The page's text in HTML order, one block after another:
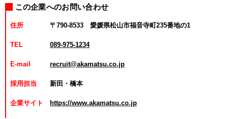
この企業へのお問い合わせ
住所 〒790-8533 愛媛県松山市福音寺町235番地の1
TEL 089-975-1234
E-mail recruit@akamatsu.co.jp
採用担当 新田・橋本
企業サイト https://www.akamatsu.co.jp